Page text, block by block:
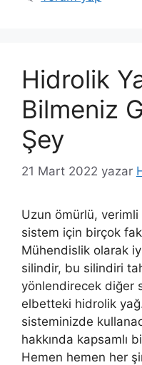
Hidrolik
Bilmeniz
Şey
21 Mart 2022 yazar
Uzun ömürlü, verimli
sistem için birçok
Mühendislik olarak
silindir, bu silindiri
yönlendirecek diğer
elbetteki hidrolik
sisteminizde
hakkında kapsamlı
Hemen hemen her